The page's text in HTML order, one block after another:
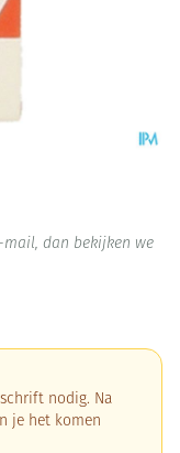
nodig. Na
je het komen
dan bekijken we